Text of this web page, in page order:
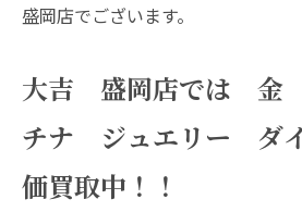
盛岡店でございます。
大吉 盛岡店では 金
チナ ジュエリー ダ
価買取中！！